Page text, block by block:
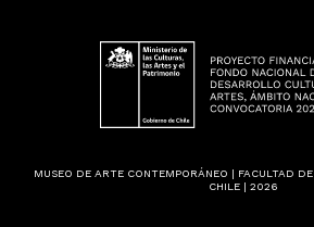
MUSEO DE ARTE CONTEMPORÁNEO | FACULTAD
CHILE | 2026